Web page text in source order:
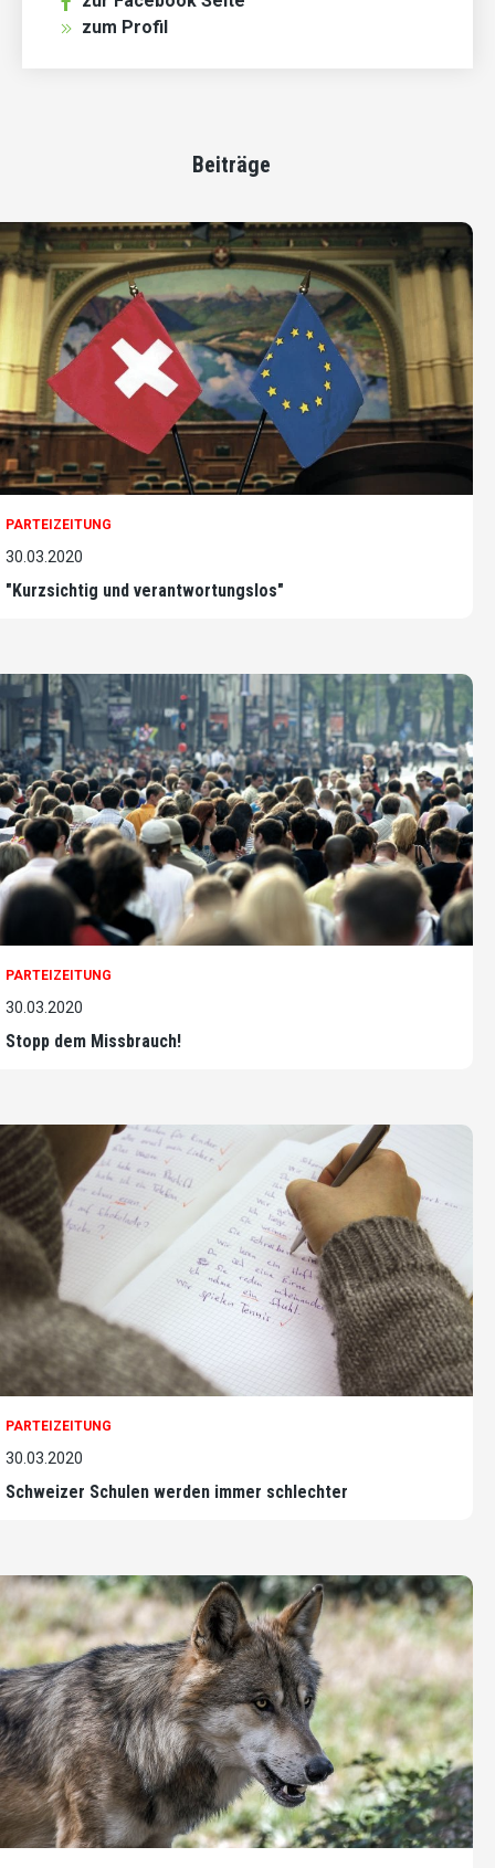
zum Profil
Beiträge
PARTEIZEITUNG
30.03.2020
"Kurzsichtig und verantwortungslos"
PARTEIZEITUNG
30.03.2020
Stopp dem Missbrauch!
PARTEIZEITUNG
30.03.2020
Schweizer Schulen werden immer schlechter